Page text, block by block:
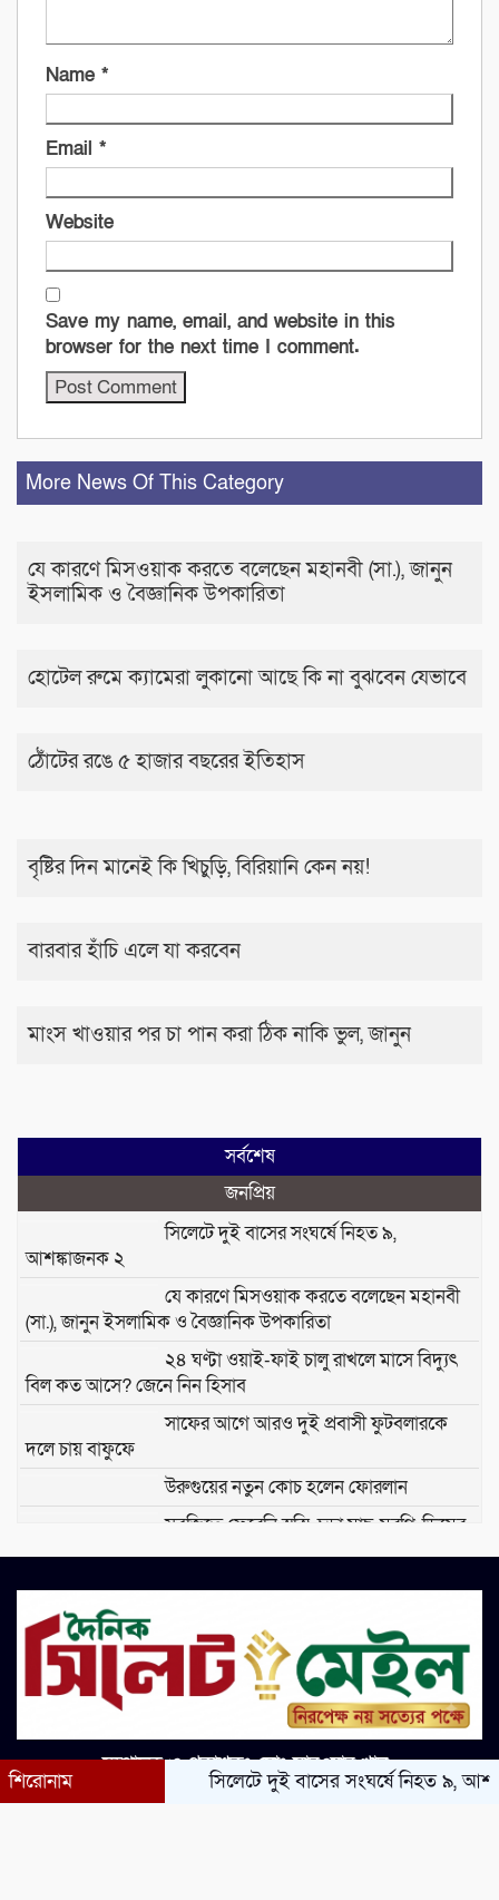
Name *
Email *
Website
Save my name, email, and website in this
browser for the next time I comment.
More News Of This Category
যে কারণে মিসওয়াক করতে বলেছেন মহানবী (সা.), জানুন
ইসলামিক ও বৈজ্ঞানিক উপকারিতা
হোটেল রুমে ক্যামেরা লুকানো আছে কি না বুঝবেন যেভাবে
ঠোঁটের রঙে ৫ হাজার বছরের ইতিহাস
বৃষ্টির দিন মানেই কি খিচুড়ি, বিরিয়ানি কেন নয়!
বারবার হাঁচি এলে যা করবেন
মাংস খাওয়ার পর চা পান করা ঠিক নাকি ভুল, জানুন
সর্বশেষ
জনপ্রিয়
সিলেটে দুই বাসের সংঘর্ষে নিহত ৯,
আশঙ্কাজনক ২
যে কারণে মিসওয়াক করতে বলেছেন মহানবী
(সা.), জানুন ইসলামিক ও বৈজ্ঞানিক উপকারিতা
২৪ ঘণ্টা ওয়াই-ফাই চালু রাখলে মাসে বিদ্যুৎ
বিল কত আসে? জেনে নিন হিসাব
সাফের আগে আরও দুই প্রবাসী ফুটবলারকে
দলে চায় বাফুফে
উরুগুয়ের নতুন কোচ হলেন ফোরলান
সবজিতে ফেরেনি স্বস্তি, চড়া মাছ-মুরগি-ডিমের
দর
হোটেল রুমে ক্যামেরা লুকানো আছে কি না
র‌্যাবের নাম পরিবর্তন হয়ে নতুন রূপে আসছে
‘এসআরবি’
ওসমানীনগরে দুই বাসের মুখোমুখি সংঘর্ষে
নিহত বেড়ে ৯
সম্পাদক ও প্রকাশকঃ মোঃ সারওয়ার খান
শিরোনাম সিলেটে দুই বাসের সংঘর্ষে নিহত ৯,